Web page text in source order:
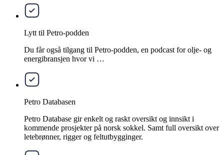
Lytt til Petro-podden
Du får også tilgang til Petro-podden, en podcast for olje- og
energibransjen hvor vi …
Petro Databasen
Petro Database gir enkelt og raskt oversikt og innsikt i
kommende prosjekter på norsk sokkel. Samt full oversikt over
letebrønner, rigger og feltutbygginger.